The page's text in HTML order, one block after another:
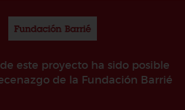
este proyecto ha sido posible
de la Fundación Barrié